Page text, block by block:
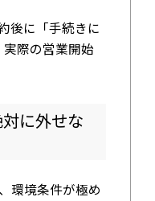
後に「手続きに
際の営業開始
に外せな
環境条件が極め